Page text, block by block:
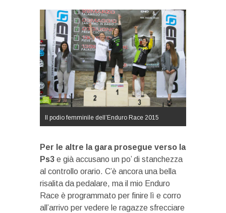
Il podio femminile dell’Enduro Race 2015
Per le altre la gara prosegue verso la
Ps3 e già accusano un po’ di stanchezza
al controllo orario. C’è ancora una bella
risalita da pedalare, ma il mio Enduro
Race è programmato per finire lì e corro
all’arrivo per vedere le ragazze sfrecciare